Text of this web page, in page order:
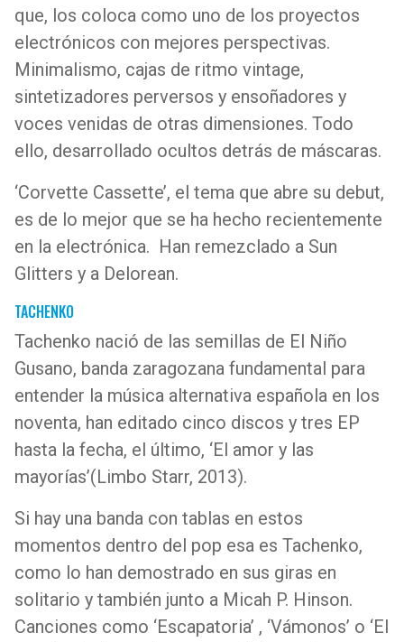
que, los coloca como uno de los proyectos
electrónicos con mejores perspectivas.
Minimalismo, cajas de ritmo vintage,
sintetizadores perversos y ensoñadores y
voces venidas de otras dimensiones. Todo
ello, desarrollado ocultos detrás de máscaras.
‘Corvette Cassette’, el tema que abre su debut,
es de lo mejor que se ha hecho recientemente
en la electrónica. Han remezclado a Sun
Glitters y a Delorean.
TACHENKO
Tachenko nació de las semillas de El Niño
Gusano, banda zaragozana fundamental para
entender la música alternativa española en los
noventa, han editado cinco discos y tres EP
hasta la fecha, el último, ‘El amor y las
mayorías’(Limbo Starr, 2013).
Si hay una banda con tablas en estos
momentos dentro del pop esa es Tachenko,
como lo han demostrado en sus giras en
solitario y también junto a Micah P. Hinson.
Canciones como ‘Escapatoria’ , ‘Vámonos’ o ‘El